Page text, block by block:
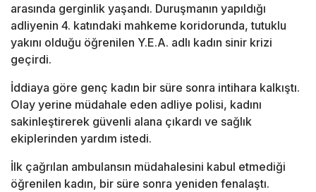
arasında gerginlik yaşandı. Duruşmanın yapıldığı
adliyenin 4. katındaki mahkeme koridorunda, tutuklu
yakını olduğu öğrenilen Y.E.A. adlı kadın sinir krizi
geçirdi.
İddiaya göre genç kadın bir süre sonra intihara kalkıştı.
Olay yerine müdahale eden adliye polisi, kadını
sakinleştirerek güvenli alana çıkardı ve sağlık
ekiplerinden yardım istedi.
İlk çağrılan ambulansın müdahalesini kabul etmediği
öğrenilen kadın, bir süre sonra yeniden fenalaştı.